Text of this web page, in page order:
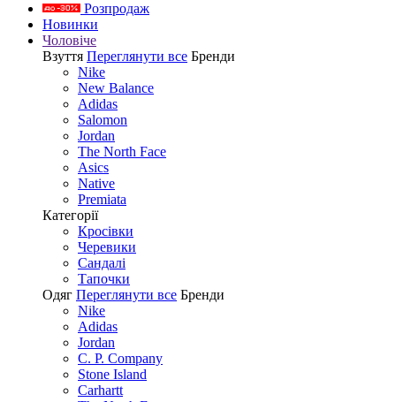
Розпродаж
Новинки
Чоловіче
Взуття Переглянути все Бренди
Nike
New Balance
Adidas
Salomon
Jordan
The North Face
Asics
Native
Premiata
Категорії
Кросівки
Черевики
Сандалі
Tапочки
Одяг Переглянути все Бренди
Nike
Adidas
Jordan
C. P. Company
Stone Island
Carhartt